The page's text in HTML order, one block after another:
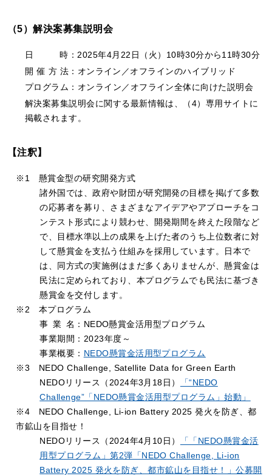
（5）解決案募集説明会
日
時：2025年4月22日（火）10時30分から11時30分
開 催 方 法：オンライン／オフラインのハイブリッド
プログラム：オンライン／オフライン全体に向けた説明会
解決案募集説明会に関する最新情報は、（4）専用サイトに
掲載されます。
【注釈】
※1 懸賞金型の研究開発方式
諸外国では、政府や財団が研究開発の目標を掲げて多数
の応募者を募り、さまざまなアイデアやアプローチをコ
ンテスト形式により競わせ、開発期間を終えた段階など
で、目標水準以上の成果を上げた者のうち上位数者に対
して懸賞金を支払う仕組みを採用しています。日本で
は、同方式の実施例はまだ多くありませんが、懸賞金は
民法に定められており、本プログラムでも民法に基づき
懸賞金を交付します。
※2 本プログラム
事 業 名：NEDO懸賞金活用型プログラム
事業期間：2023年度～
事業概要： NEDO懸賞金活用型プログラム
※3 NEDO Challenge, Satellite Data for Green Earth
NEDOリリース（2024年3月18日）
「“NEDO
Challenge”「NEDO懸賞金活用型プログラム」始動」
※4 NEDO Challenge, Li-ion Battery 2025 発火を防ぎ、都
市鉱山を目指せ！
NEDOリリース（2024年4月10日）
「「NEDO懸賞金活
用型プログラム」第2弾「NEDO Challenge, Li-ion
Battery 2025 発火を防ぎ、都市鉱山を目指せ！」公募開